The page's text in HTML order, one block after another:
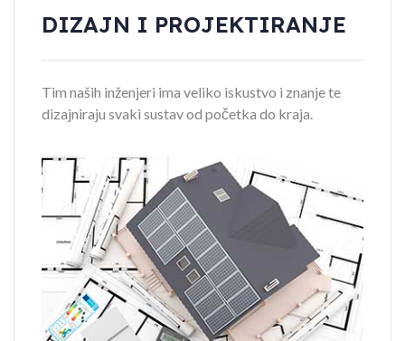
DIZAJN I PROJEKTIRANJE
Tim naših inženjeri ima veliko iskustvo i znanje te
dizajniraju svaki sustav od početka do kraja.